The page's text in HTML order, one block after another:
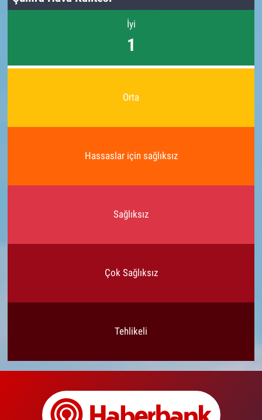
İyi
1
Orta
Hassaslar için sağlıksız
Sağlıksız
Çok Sağlıksız
Tehlikeli